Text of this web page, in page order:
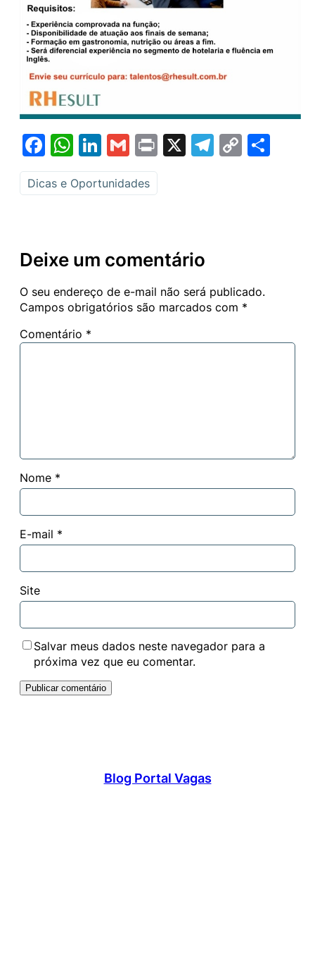
Facebook
WhatsApp
LinkedIn
GmailPrint
X Telegram
Copy
Dicas e Oportunidades
Deixe um comentário
O seu endereço de e-mail não será publicado.
Campos obrigatórios são marcados com *
Comentário *
Nome *
E-mail *
Site
Salvar meus dados neste navegador para a
próxima vez que eu comentar.
Blog Portal Vagas